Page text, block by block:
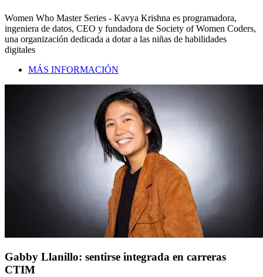
Women Who Master Series - Kavya Krishna es programadora,
ingeniera de datos, CEO y fundadora de Society of Women Coders,
una organización dedicada a dotar a las niñas de habilidades
digitales
MÁS INFORMACIÓN
Gabby Llanillo: sentirse integrada en carreras
CTIM